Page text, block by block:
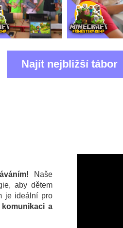
Najít nejbližší tábor
Naše
aby dětem
je ideální pro
a